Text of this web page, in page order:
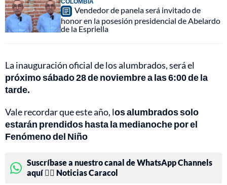
Vendedor de panela será invitado de
honor en la posesión presidencial de Abelardo
de la Espriella
La inauguración oficial de los alumbrados, será el
próximo sábado 28 de noviembre a las 6:00 de la
tarde.
Vale recordar que este año, los alumbrados solo
estarán prendidos hasta la medianoche por el
Fenómeno del Niño
Suscríbase a nuestro canal de WhatsApp Channels
aquí 👉🏻 Noticias Caracol